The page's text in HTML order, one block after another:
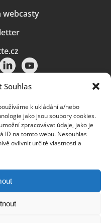
Souhlas
k ukládání a/nebo
jako jsou soubory cookies.
zpracovávat údaje, jako je
ID na tomto webu. Nesouhlas
ovlivnit určité vlastnosti a
webcasty
údajů|Soubory cookies |
používání.
globální sítě členských
Deloitte“). Společnost DTTL
a každá z jejích členských
je samostatným a nezávislým
zavazovat nebo přijímat závazky
a jejich přidružených subjektů ve